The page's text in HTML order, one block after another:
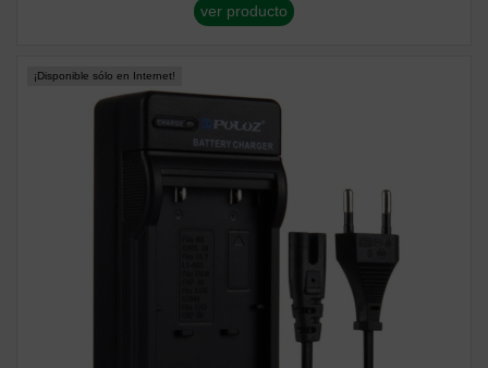
ver producto
¡Disponible sólo en Internet!